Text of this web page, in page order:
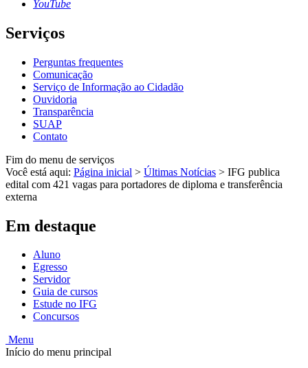
YouTube
Serviços
Perguntas frequentes
Comunicação
Serviço de Informação ao Cidadão
Ouvidoria
Transparência
SUAP
Contato
Fim do menu de serviços
Você está aqui: Página inicial > Últimas Notícias > IFG publica
edital com 421 vagas para portadores de diploma e transferência
externa
Em destaque
Aluno
Egresso
Servidor
Guia de cursos
Estude no IFG
Concursos
Menu
Início do menu principal